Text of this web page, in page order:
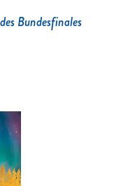
Bundesfinales